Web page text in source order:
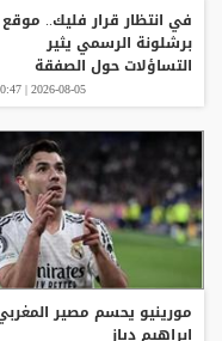
في انتظار قرار فليك.. موقع
برشلونة الرسمي يثير
التساؤلات حول الصفقة
2026-08-05 | 10:47 ص
مورينيو يحسم مصير
إبراهيم دياز